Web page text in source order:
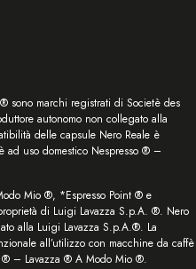
sono marchi registrati di Societè des
autonomo non collegato alla
delle capsule Nero Reale è
ad uso domestico Nespresso ® –
Mio ®, *Espresso Point ® e
di Luigi Lavazza S.p.A. ®. Nero
alla Luigi Lavazza S.p.A.®. La
all’utilizzo con macchine da caffè
® – Lavazza ® A Modo Mio ®.